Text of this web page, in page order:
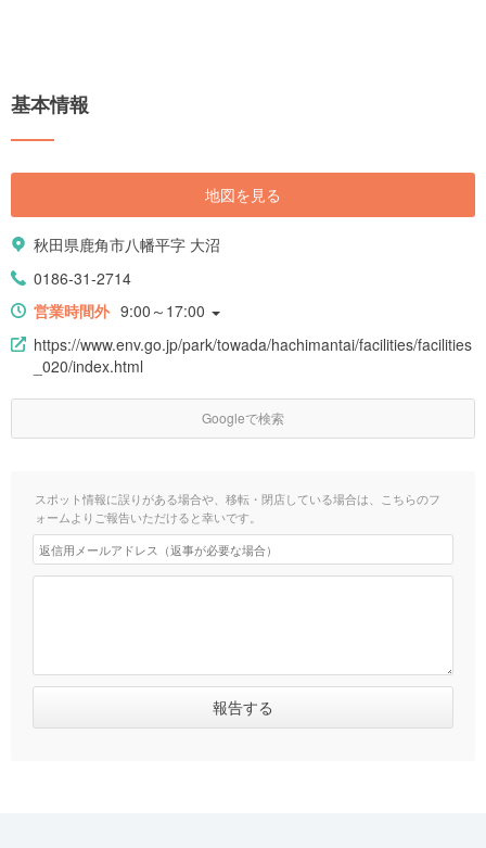
基本情報
地図を見る
秋田県鹿角市八幡平字 大沼
0186-31-2714
営業時間外 9:00～17:00
https://www.env.go.jp/park/towada/hachimantai/facilities/facilities
_020/index.html
Googleで検索
スポット情報に誤りがある場合や、移転・閉店している場合は、こちらのフ
ォームよりご報告いただけると幸いです。